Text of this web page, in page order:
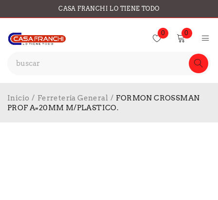
CASA FRANCHI LO TIENE TODO
0 0
Inicio / Ferretería General / FORMON CROSSMAN
PROF A=20MM M/PLASTICO.